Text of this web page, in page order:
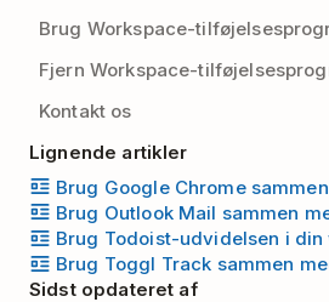
Brug Workspace-
Fjern Workspace-
Kontakt os
Lignende artikler
Brug Google Chrome
Brug Outlook Mail sammen
Brug Todoist-udvidelsen i din
Brug Toggl Track sammen
Sidst opdateret af